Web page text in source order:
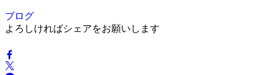
ブログ
よろしければシェアをお願いします